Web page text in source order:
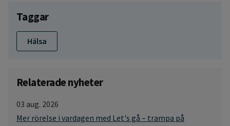
Taggar
Hälsa
Relaterade nyheter
03 aug. 2026
Mer rörelse i vardagen med Let's gå – trampa på